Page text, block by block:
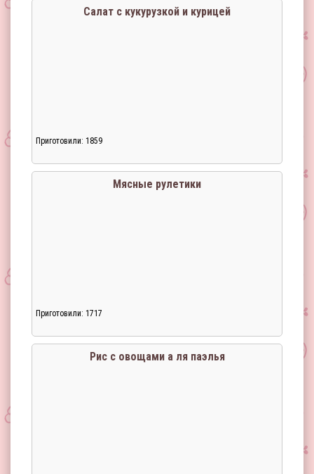
Салат с кукурузкой и курицей
Приготовили: 1859
Мясные рулетики
Приготовили: 1717
Рис с овощами а ля паэлья